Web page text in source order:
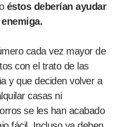
éstos deberían ayudar
cada vez mayor de
con el trato de las
y que deciden volver a
casas ni
se les han acabado